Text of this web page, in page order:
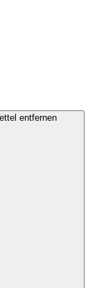
entfernen